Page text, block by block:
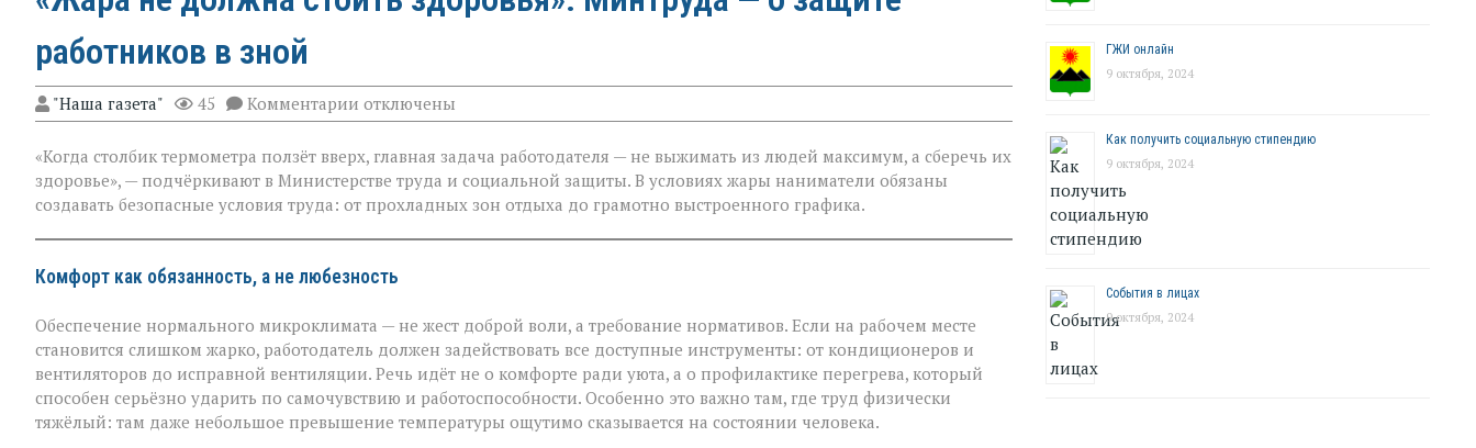
работников в зной
"Наша газета" 45 Комментарии к
записи
не
должна
стоить
здоровья»:
Минтруда — о
работников
в
отключены
«Когда столбик термометра ползёт вверх, главная задача работодателя — не выжимать из людей максимум, а сберечь их
здоровье», — подчёркивают в Министерстве труда и социальной защиты. В условиях жары наниматели обязаны
создавать безопасные условия труда: от прохладных зон отдыха до грамотно выстроенного графика.
Комфорт как обязанность, а не любезность
Обеспечение нормального микроклимата — не жест доброй воли, а требование нормативов. Если на рабочем месте
становится слишком жарко, работодатель должен задействовать все доступные инструменты: от кондиционеров и
вентиляторов до исправной вентиляции. Речь идёт не о комфорте ради уюта, а о профилактике перегрева, который
способен серьёзно ударить по самочувствию и работоспособности. Особенно это важно там, где труд физически
тяжёлый: там даже небольшое превышение температуры ощутимо сказывается на состоянии человека.
ГЖИ онлайн
9 октября, 2024
Как получить социальную стипендию
9 октября, 2024
События в лицах
9 октября, 2024